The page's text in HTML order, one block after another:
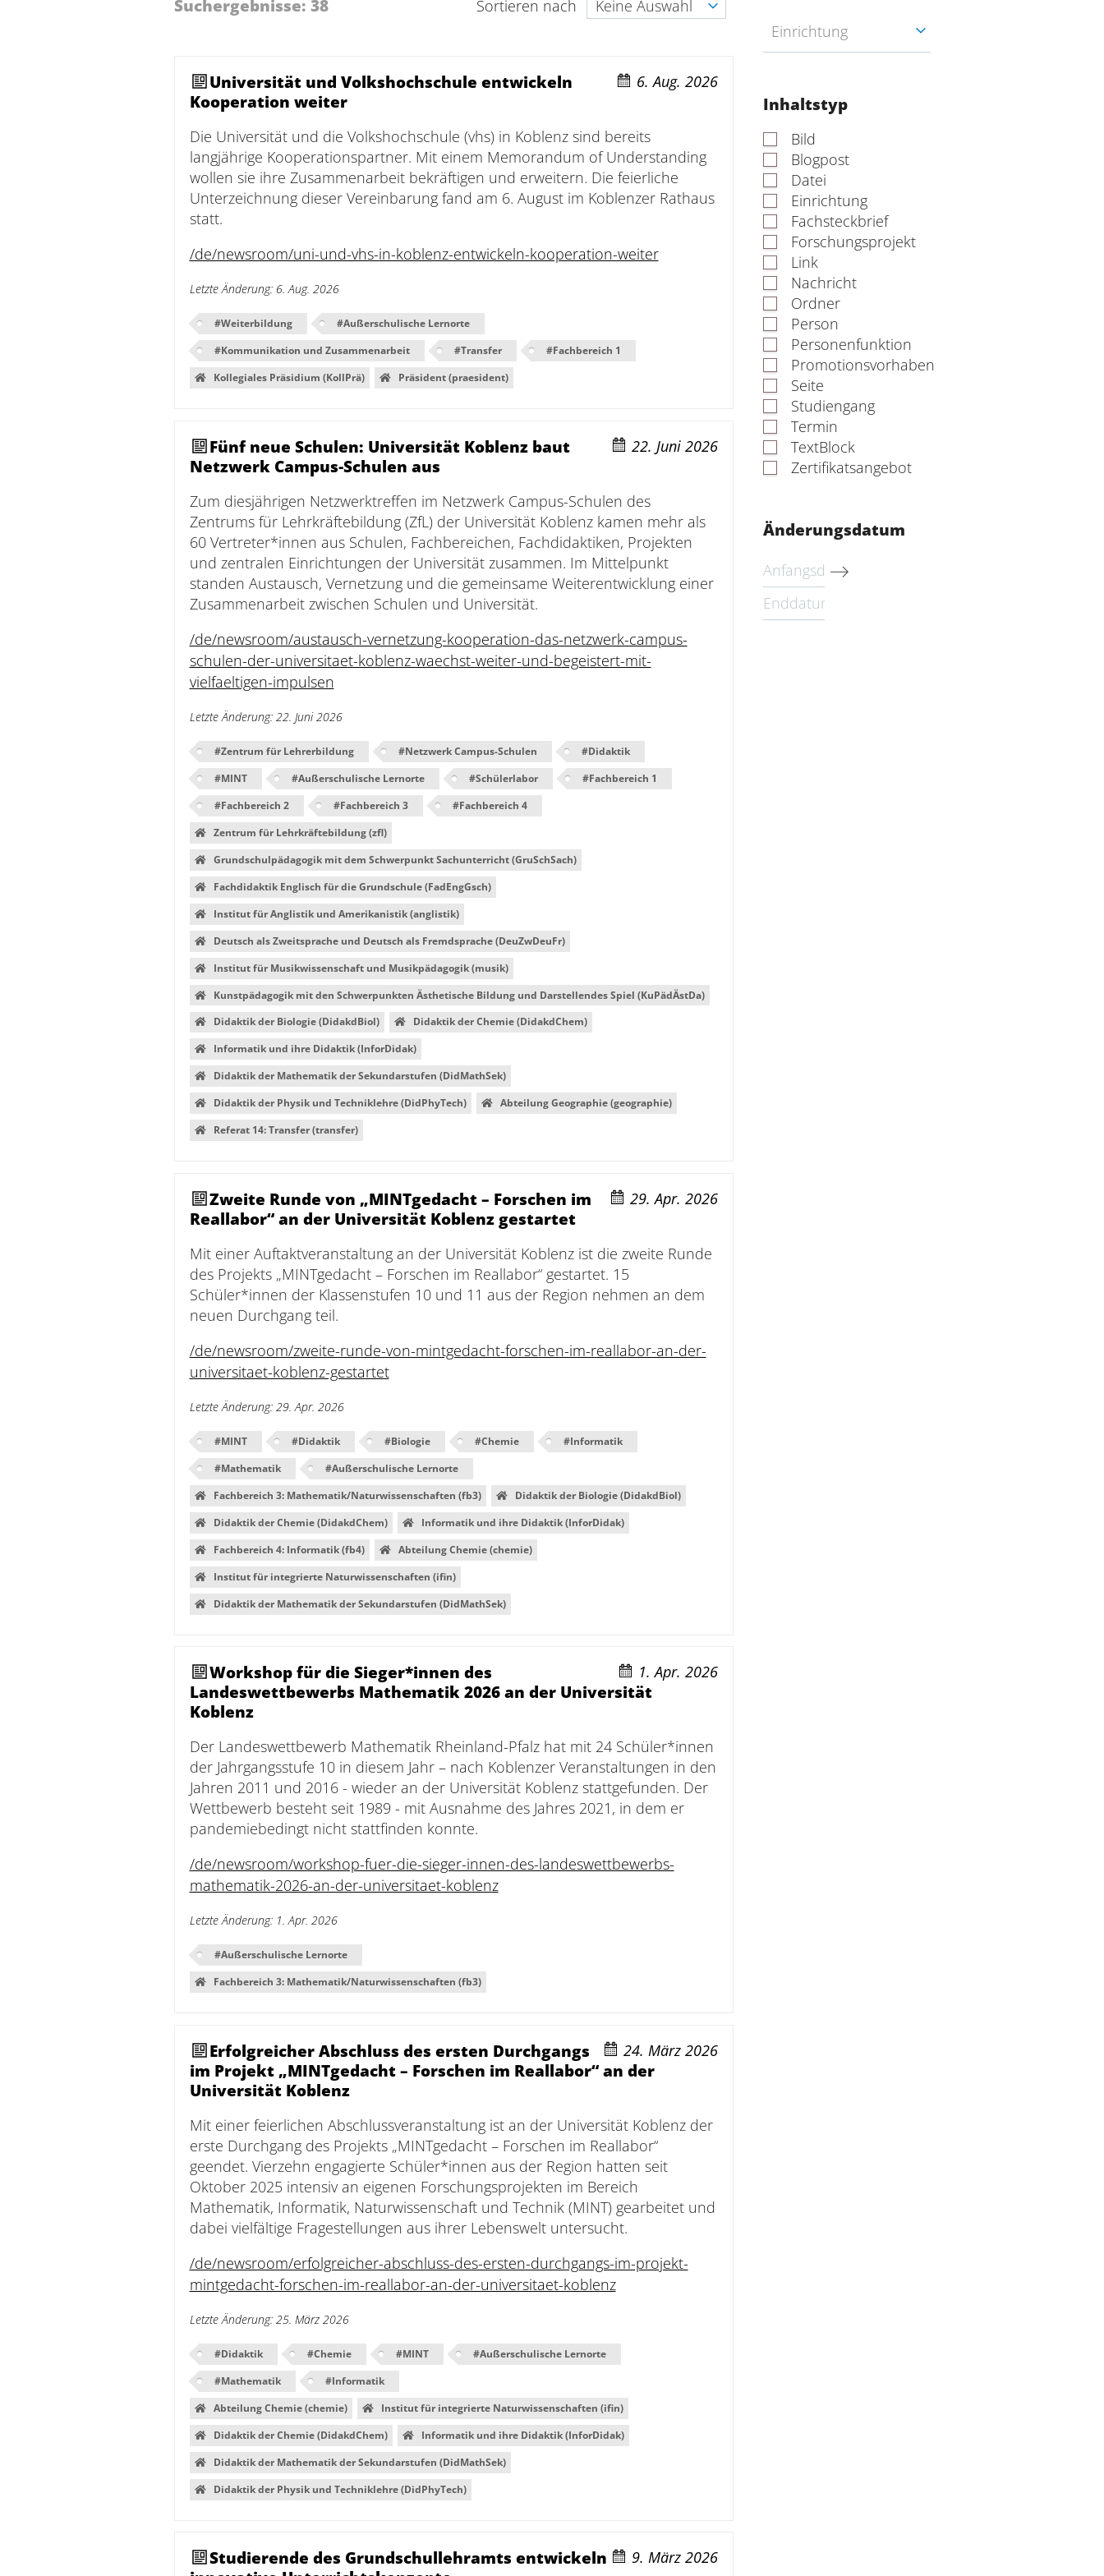
Universität
Verwaltung
Universitätsbibliothek
Zentrum für Fernstudien und
Universitäre Weiterbildung
Medientechnologien
Datenschutz Barrierefreiheit Gleichstellungsvertretung
Suchergebnisse: 38 Sortieren nach Keine Auswahl
6. Aug. 2026
Universität und Volkshochschule entwickeln
Kooperation weiter
Die Universität und die Volkshochschule (vhs) in Koblenz sind bereits
langjährige Kooperationspartner. Mit einem Memorandum of Understanding
wollen sie ihre Zusammenarbeit bekräftigen und erweitern. Die feierliche
Unterzeichnung dieser Vereinbarung fand am 6. August im Koblenzer Rathaus
statt.
/de/newsroom/uni-und-vhs-in-koblenz-entwickeln-kooperation-weiter
Letzte Änderung: 6. Aug. 2026
#Weiterbildung #Außerschulische Lernorte
#Kommunikation und Zusammenarbeit #Transfer #Fachbereich 1
Kollegiales Präsidium (KollPrä)
Präsident (praesident)
22. Juni 2026
Fünf neue Schulen: Universität Koblenz baut
Netzwerk Campus‑Schulen aus
Zum diesjährigen Netzwerktreffen im Netzwerk Campus-Schulen des
Zentrums für Lehrkräftebildung (ZfL) der Universität Koblenz kamen mehr als
60 Vertreter*innen aus Schulen, Fachbereichen, Fachdidaktiken, Projekten
und zentralen Einrichtungen der Universität zusammen. Im Mittelpunkt
standen Austausch, Vernetzung und die gemeinsame Weiterentwicklung einer
Zusammenarbeit zwischen Schulen und Universität.
/de/newsroom/austausch-vernetzung-kooperation-das-netzwerk-campus-
schulen-der-universitaet-koblenz-waechst-weiter-und-begeistert-mit-
vielfaeltigen-impulsen
Letzte Änderung: 22. Juni 2026
#Zentrum für Lehrerbildung #Netzwerk Campus-Schulen #Didaktik
#MINT #Außerschulische Lernorte #Schülerlabor #Fachbereich 1
#Fachbereich 2 #Fachbereich 3 #Fachbereich 4
Zentrum für Lehrkräftebildung (zfl)
Grundschulpädagogik mit dem Schwerpunkt Sachunterricht (GruSchSach)
Fachdidaktik Englisch für die Grundschule (FadEngGsch)
Institut für Anglistik und Amerikanistik (anglistik)
Deutsch als Zweitsprache und Deutsch als Fremdsprache (DeuZwDeuFr)
Institut für Musikwissenschaft und Musikpädagogik (musik)
Kunstpädagogik mit den Schwerpunkten Ästhetische Bildung und Darstellendes Spiel (KuPädÄstDa)
Didaktik der Biologie (DidakdBiol)
Didaktik der Chemie (DidakdChem)
Informatik und ihre Didaktik (InforDidak)
Didaktik der Mathematik der Sekundarstufen (DidMathSek)
Didaktik der Physik und Techniklehre (DidPhyTech)
Abteilung Geographie (geographie)
Referat 14: Transfer (transfer)
29. Apr. 2026
Zweite Runde von „MINTgedacht – Forschen im
Reallabor“ an der Universität Koblenz gestartet
Mit einer Auftaktveranstaltung an der Universität Koblenz ist die zweite Runde
des Projekts „MINTgedacht – Forschen im Reallabor“ gestartet. 15
Schüler*innen der Klassenstufen 10 und 11 aus der Region nehmen an dem
neuen Durchgang teil.
/de/newsroom/zweite-runde-von-mintgedacht-forschen-im-reallabor-an-der-
universitaet-koblenz-gestartet
Letzte Änderung: 29. Apr. 2026
#MINT #Didaktik #Biologie #Chemie #Informatik
#Mathematik #Außerschulische Lernorte
Fachbereich 3: Mathematik/Naturwissenschaften (fb3)
Didaktik der Biologie (DidakdBiol)
Didaktik der Chemie (DidakdChem)
Informatik und ihre Didaktik (InforDidak)
Fachbereich 4: Informatik (fb4)
Abteilung Chemie (chemie)
Institut für integrierte Naturwissenschaften (ifin)
Didaktik der Mathematik der Sekundarstufen (DidMathSek)
1. Apr. 2026
Workshop für die Sieger*innen des
Landeswettbewerbs Mathematik 2026 an der Universität
Koblenz
Der Landeswettbewerb Mathematik Rheinland-Pfalz hat mit 24 Schüler*innen
der Jahrgangsstufe 10 in diesem Jahr – nach Koblenzer Veranstaltungen in den
Jahren 2011 und 2016 - wieder an der Universität Koblenz stattgefunden. Der
Wettbewerb besteht seit 1989 - mit Ausnahme des Jahres 2021, in dem er
pandemiebedingt nicht stattfinden konnte.
/de/newsroom/workshop-fuer-die-sieger-innen-des-landeswettbewerbs-
mathematik-2026-an-der-universitaet-koblenz
Letzte Änderung: 1. Apr. 2026
#Außerschulische Lernorte
Fachbereich 3: Mathematik/Naturwissenschaften (fb3)
24. März 2026
Erfolgreicher Abschluss des ersten Durchgangs
im Projekt „MINTgedacht – Forschen im Reallabor“ an der
Universität Koblenz
Mit einer feierlichen Abschlussveranstaltung ist an der Universität Koblenz der
erste Durchgang des Projekts „MINTgedacht – Forschen im Reallabor“
geendet. Vierzehn engagierte Schüler*innen aus der Region hatten seit
Oktober 2025 intensiv an eigenen Forschungsprojekten im Bereich
Mathematik, Informatik, Naturwissenschaft und Technik (MINT) gearbeitet und
dabei vielfältige Fragestellungen aus ihrer Lebenswelt untersucht.
/de/newsroom/erfolgreicher-abschluss-des-ersten-durchgangs-im-projekt-
mintgedacht-forschen-im-reallabor-an-der-universitaet-koblenz
Letzte Änderung: 25. März 2026
#Didaktik #Chemie #MINT #Außerschulische Lernorte
#Mathematik #Informatik
Abteilung Chemie (chemie)
Institut für integrierte Naturwissenschaften (ifin)
Didaktik der Chemie (DidakdChem)
Informatik und ihre Didaktik (InforDidak)
Didaktik der Mathematik der Sekundarstufen (DidMathSek)
Didaktik der Physik und Techniklehre (DidPhyTech)
9. März 2026
Studierende des Grundschullehramts entwickeln
Einrichtung
Inhaltstyp
Bild
Blogpost
Datei
Einrichtung
Fachsteckbrief
Forschungsprojekt
Link
Nachricht
Ordner
Person
Personenfunktion
Promotionsvorhaben
Seite
Studiengang
Termin
TextBlock
Zertifikatsangebot
Änderungsdatum
Navigate
forward